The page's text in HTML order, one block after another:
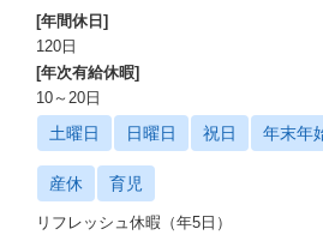
[年間休日]
120日
[年次有給休暇]
10～20日
土曜日 日曜日 祝日 年末年
産休 育児
リフレッシュ休暇（年5日）